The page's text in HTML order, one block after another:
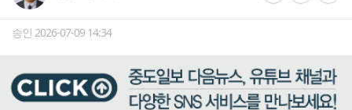
승인 2026-07-09 14:34